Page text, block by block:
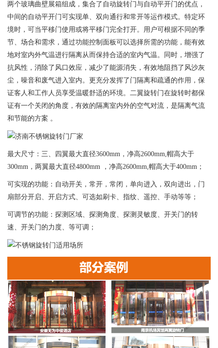
两个玻璃曲壁展箱组成，集合了自动旋转门与自动平开门的优点，
中间的自动平开门可实现单、双向通行和常开等运作模式。特定环
境时，可当平移门使用或将平移门完全打开。用户可根据不同的季
节、场合和需求，通过功能控制面板可以选择所需的功能，能有效
地对室内外气温进行隔离从而保持合适的室内气温。同时，增强了
抗风性，消除了风口效应，减少了能源消失，有效地阻挡了风沙灰
尘，噪音和废气进入室内。更充分发挥了门隔离和疏通的作用，保
证客人和工作人员享受温暖舒适的环境。二翼旋转门在旋转时都保
证有一个关闭的角度，有效的隔离室内外的空气对流，是隔离气流
和节能的方案 。
最大尺寸：三、四翼最大直径3600mm，净高2600mm,帽高大于
300mm，两翼最大直径4800mm ，净高2600mm,帽高大于400mm；
可实现的功能：自动开关，常开，常闭，单向进入，双向进出，门
扇部分开启、开启方式、可选如刷卡、指纹、遥控、手动等等；
可调节的功能：探测区域、探测角度、探测灵敏度、开关门的转
速、开关门的力度、等可调；